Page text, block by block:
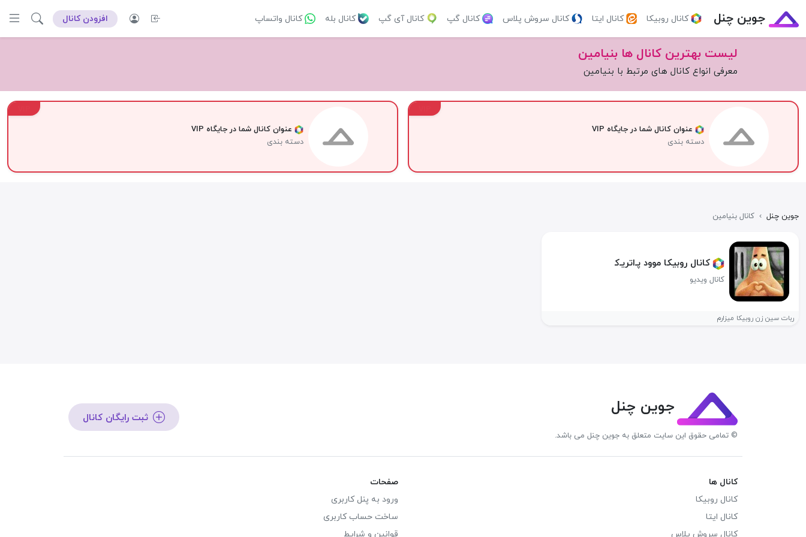
جوین چنل کانال روبیکا کانال ایتا کانال سروش پلاس کانال گپ کانال آی گپ کانال بله کانال واتساپ افزودن کانال
لیست بهترین کانال ها بنیامین
معرفی انواع کانال های مرتبط با بنیامین
عنوان کانال شما در جایگاه VIP
دسته بندی
عنوان کانال شما در جایگاه VIP
دسته بندی
جوین چنل › کانال بنیامین
کانال روبیکا م‍‌وود پ‍‌ـ‍‌اتری‍ـ‍‌ک‍
کانال ویدیو
ربات سین زن روبیکا میزارم
جوین چنل
© تمامی حقوق این سایت متعلق به جوین چنل می باشد.
ثبت رایگان کانال
کانال ها
کانال روبیکا
کانال ایتا
کانال سروش پلاس
صفحات
ورود به پنل کاربری
ساخت حساب کاربری
قوانین و شرایط